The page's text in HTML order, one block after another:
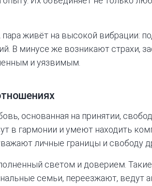
живёт на высокой вибрации:
В минусе же возникают страхи,
и уязвимым.
основанная на принятии,
в гармонии и умеют находить
личные границы и свободу
светом и доверием.
семьи, переезжают, ведут